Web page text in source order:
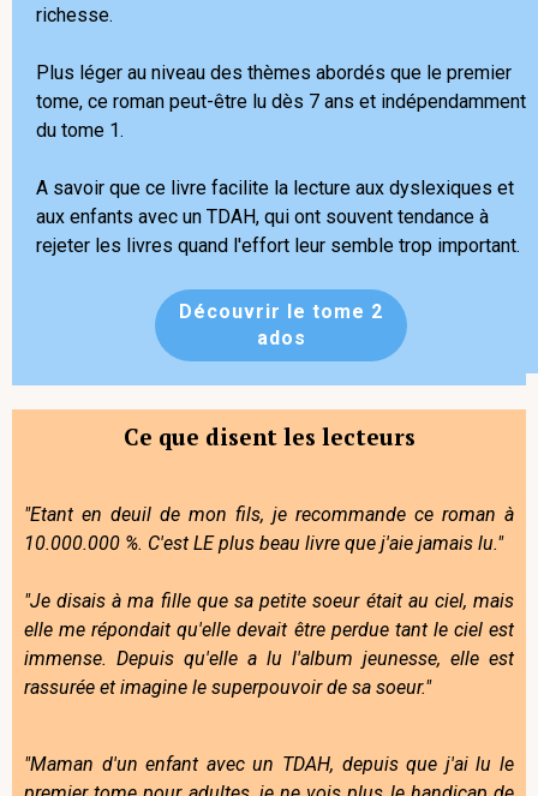
richesse.
Plus léger au niveau des thèmes abordés que le premier
tome, ce roman peut-être lu dès 7 ans et indépendamment
du tome 1.
A savoir que ce livre facilite la lecture aux dyslexiques et
aux enfants avec un TDAH, qui ont souvent tendance à
rejeter les livres quand l'effort leur semble trop important.
Découvrir le tome 2
ados
Ce que disent les lecteurs
"Etant en deuil de mon fils, je recommande ce roman à
10.000.000 %. C'est LE plus beau livre que j'aie jamais lu."
"Je disais à ma fille que sa petite soeur était au ciel, mais
elle me répondait qu'elle devait être perdue tant le ciel est
immense. Depuis qu'elle a lu l'album jeunesse, elle est
rassurée et imagine le superpouvoir de sa soeur."
"Maman d'un enfant avec un TDAH, depuis que j'ai lu le